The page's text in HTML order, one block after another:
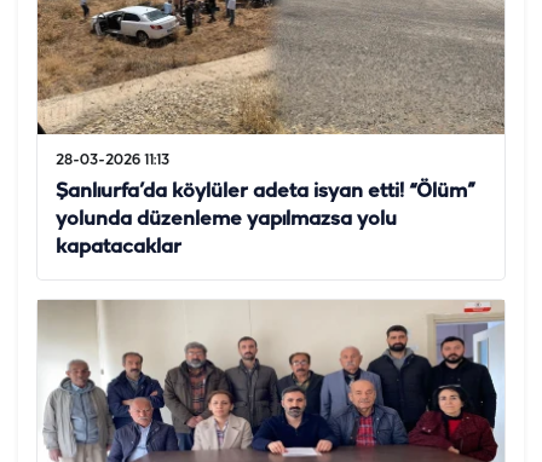
28-03-2026 11:13
Şanlıurfa’da köylüler adeta isyan etti! “Ölüm”
yolunda düzenleme yapılmazsa yolu
kapatacaklar